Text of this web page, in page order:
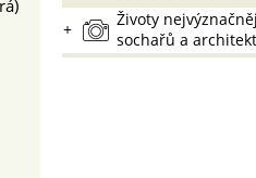
+
Životy
sochařů a